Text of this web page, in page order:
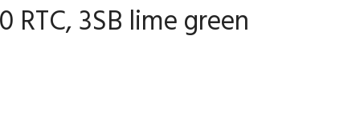
RTC, 3SB lime green